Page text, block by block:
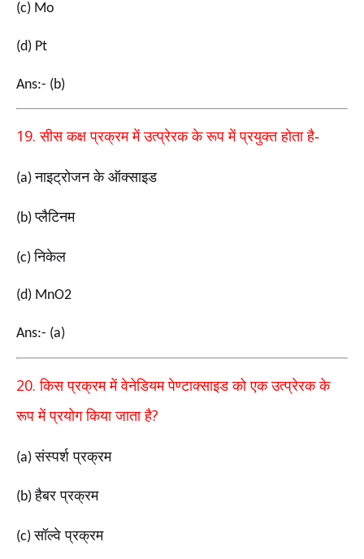
(c) Mo
(d) Pt
Ans:- (b)
19.सीस कक्ष प्रक्रम में उत्प्रेरक के रूप में प्रयुक्त होता है-
(a)नाइट्रोजन के ऑक्साइड
(b)प्लैटिनम
(c)निकेल
(d) MnO2
Ans:- (a)
20.किस प्रक्रम में वेनेडियम पेण्टाक्साइड को एक उत्प्रेरक के
रूप में प्रयोग किया जाता है?
(a)संस्पर्श प्रक्रम
(b)हैबर प्रक्रम
(c)सॉल्वे प्रक्रम